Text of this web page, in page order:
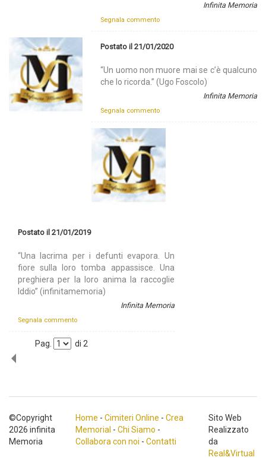
Infinita Memoria
Segnala commento
Postato il 21/01/2020
“Un uomo non muore mai se c’è qualcuno
che lo ricorda.” (Ugo Foscolo)
Infinita Memoria
Segnala commento
Postato il 21/01/2019
“Una lacrima per i defunti evapora. Un
fiore sulla loro tomba appassisce. Una
preghiera per la loro anima la raccoglie
Iddio” (infinitamemoria)
Infinita Memoria
Segnala commento
Pag. di 2
©Copyright
2026 infinita
Memoria
Home - Cimiteri Online - Crea
Memorial - Chi Siamo -
Collabora con noi - Contatti
Sito Web
Realizzato
da
Real&Virtual